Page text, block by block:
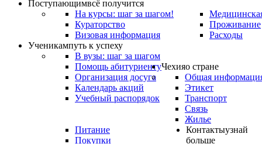
Поступающимвсё получится
На курсы: шаг за шагом!
Кураторство
Визовая информация
Проживание
Расходы
Ученикампуть к успеху
В вузы: шаг за шагом
Помощь абитуриенту
Организация досуга
Календарь акций
Учебный распорядок
Чехияо стране
Общая
Этикет
Транспорт
Связь
Жилье
Питание
Покупки
Контактыузнай
больше